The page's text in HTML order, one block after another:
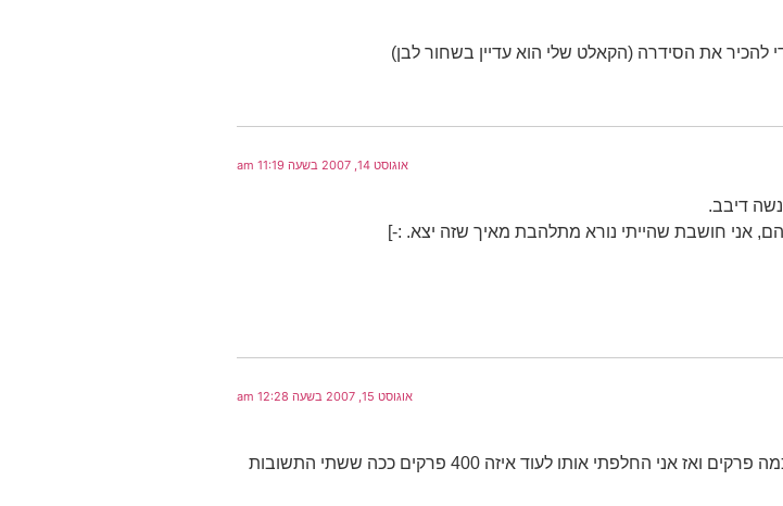
להכיר את הסידרה (הקאלט שלי הוא עדיין בשחור לבן)
אוגוסט 14, 2007 בשעה 11:19 am
דיבב.
אני חושבת שהייתי נורא מתלהבת מאיך שזה יצא. :-]
אוגוסט 15, 2007 בשעה 12:28 am
עודד מנשה דיבב את סנופקין כמה פרקים ואז אני החלפתי אותו לעוד איזה 400 פרקים ככה ששתי התשובות